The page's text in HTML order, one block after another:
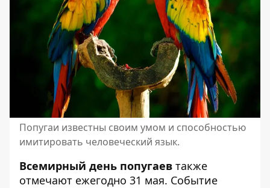
Попугаи известны своим умом и способностью
имитировать человеческий язык.
Всемирный день попугаев также
отмечают ежегодно 31 мая. Событие